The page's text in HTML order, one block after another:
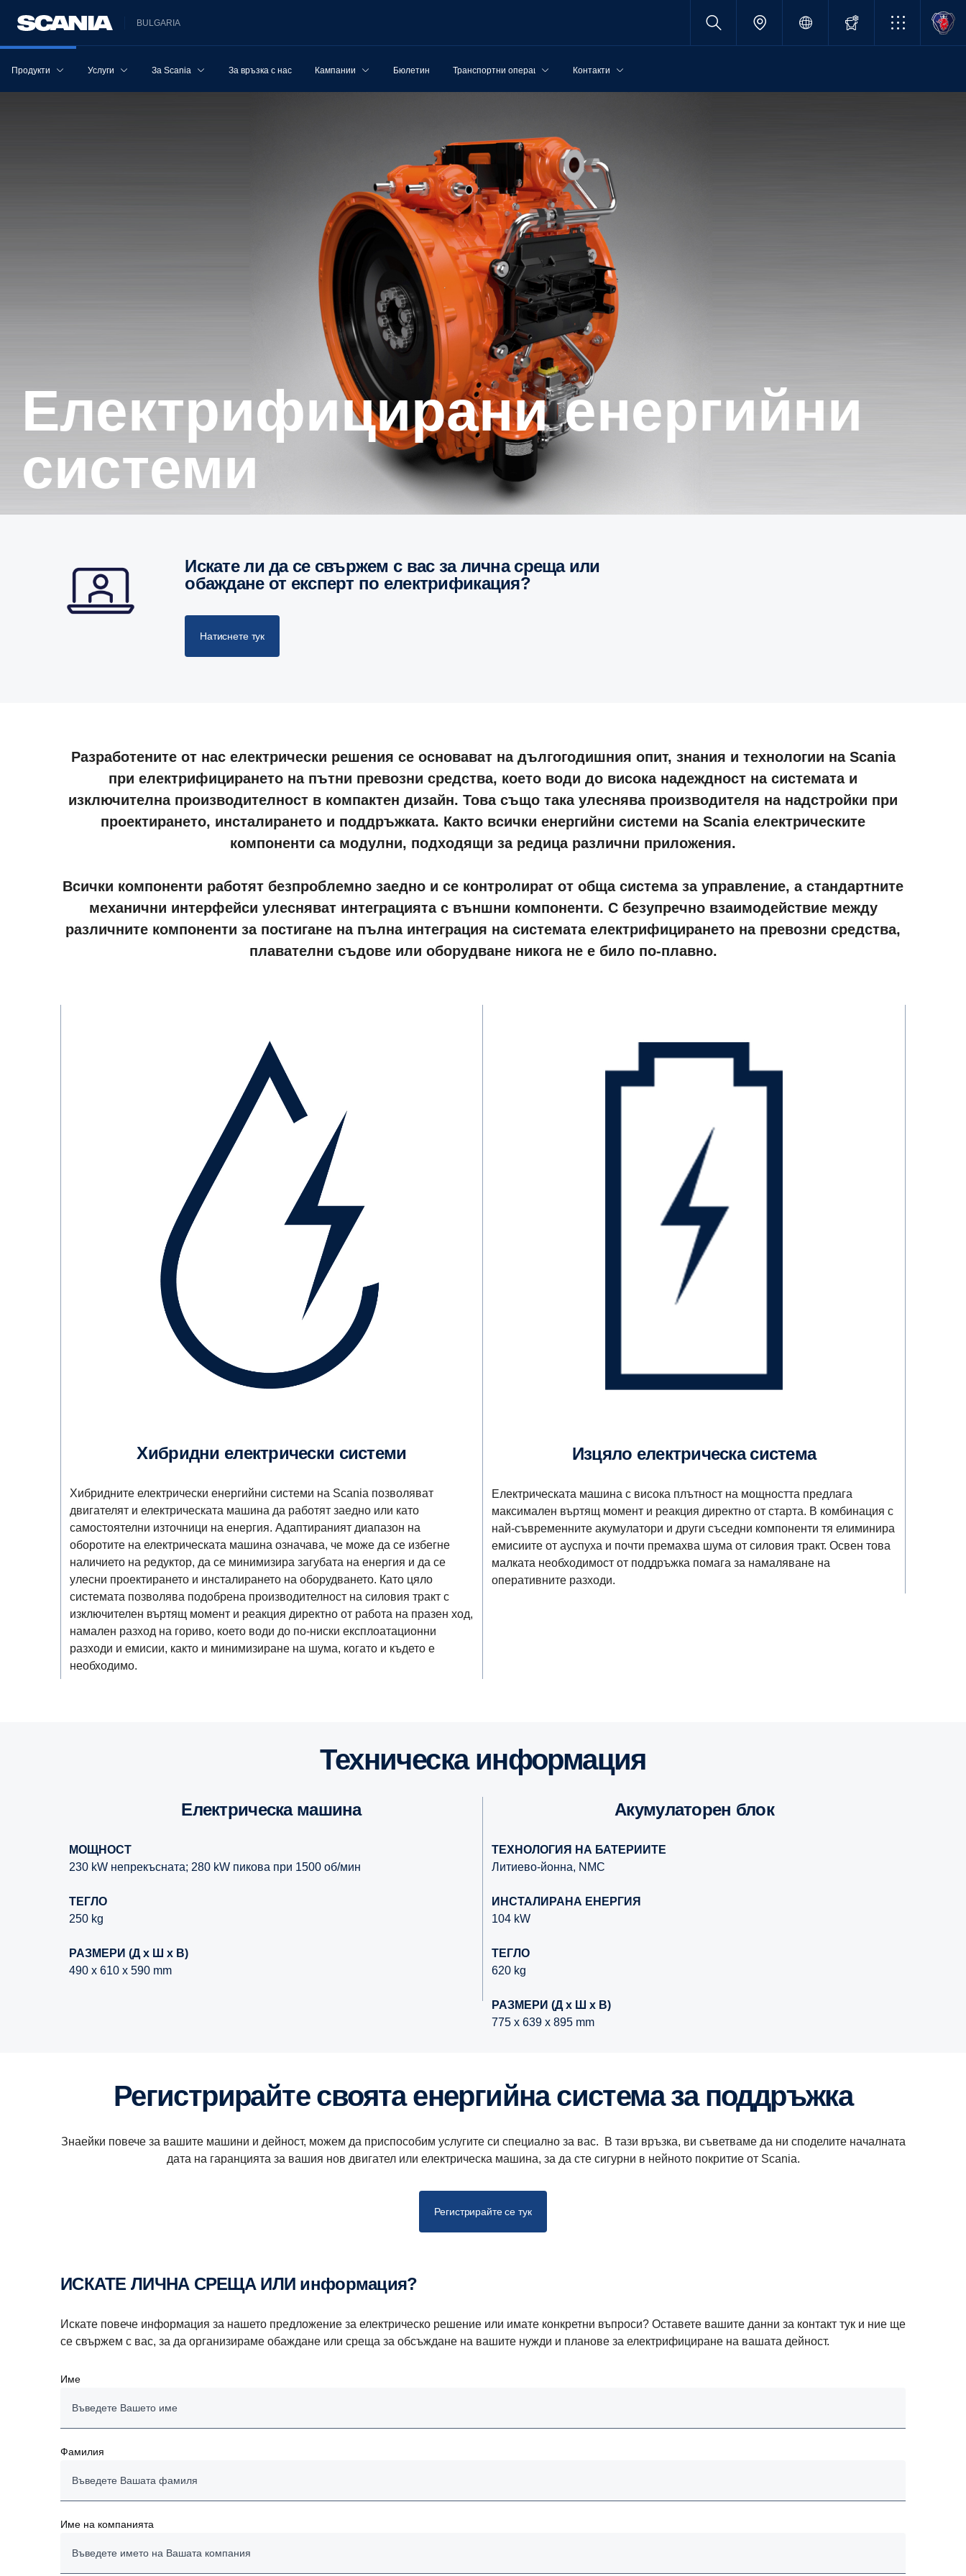
BULGARIA
Продукти Услуги За Scania За връзка с нас Кампании Бюлетин Транспортни операции Контакти
Електрифицирани енергийни
системи
Искате ли да се свържем с вас за лична среща или
обаждане от експерт по електрификация?
Натиснете тук
Разработените от нас електрически решения се основават на дългогодишния опит, знания и технологии на Scania
при електрифицирането на пътни превозни средства, което води до висока надеждност на системата и
изключителна производителност в компактен дизайн. Това също така улеснява производителя на надстройки при
проектирането, инсталирането и поддръжката. Както всички енергийни системи на Scania електрическите
компоненти са модулни, подходящи за редица различни приложения.
Всички компоненти работят безпроблемно заедно и се контролират от обща система за управление, а стандартните
механични интерфейси улесняват интеграцията с външни компоненти. С безупречно взаимодействие между
различните компоненти за постигане на пълна интеграция на системата електрифицирането на превозни средства,
плавателни съдове или оборудване никога не е било по-плавно.
Хибридни електрически системи
Хибридните електрически енергийни системи на Scania позволяват
двигателят и електрическата машина да работят заедно или като
самостоятелни източници на енергия. Адаптираният диапазон на
оборотите на електрическата машина означава, че може да се избегне
наличието на редуктор, да се минимизира загубата на енергия и да се
улесни проектирането и инсталирането на оборудването. Като цяло
системата позволява подобрена производителност на силовия тракт с
изключителен въртящ момент и реакция директно от работа на празен ход,
намален разход на гориво, което води до по-ниски експлоатационни
разходи и емисии, както и минимизиране на шума, когато и където е
необходимо.
Изцяло електрическа система
Електрическата машина с висока плътност на мощността предлага
максимален въртящ момент и реакция директно от старта. В комбинация с
най-съвременните акумулатори и други съседни компоненти тя елиминира
емисиите от ауспуха и почти премахва шума от силовия тракт. Освен това
малката необходимост от поддръжка помага за намаляване на
оперативните разходи.
Техническа информация
Електрическа машина
МОЩНОСТ
230 kW непрекъсната; 280 kW пикова при 1500 об/мин
ТЕГЛО
250 kg
РАЗМЕРИ (Д x Ш x В)
490 x 610 x 590 mm
Акумулаторен блок
ТЕХНОЛОГИЯ НА БАТЕРИИТЕ
Литиево-йонна, NMC
ИНСТАЛИРАНА ЕНЕРГИЯ
104 kW
ТЕГЛО
620 kg
РАЗМЕРИ (Д x Ш x В)
775 x 639 x 895 mm
Регистрирайте своята енергийна система за поддръжка
Знаейки повече за вашите машини и дейност, можем да приспособим услугите си специално за вас. В тази връзка, ви съветваме да ни споделите началната
дата на гаранцията за вашия нов двигател или електрическа машина, за да сте сигурни в нейното покритие от Scania.
Регистрирайте се тук
ИСКАТЕ ЛИЧНА СРЕЩА ИЛИ информация?
Искате повече информация за нашето предложение за електрическо решение или имате конкретни въпроси? Оставете вашите данни за контакт тук и ние ще
се свържем с вас, за да организираме обаждане или среща за обсъждане на вашите нужди и планове за електрифициране на вашата дейност.
Име
Фамилия
Име на компанията